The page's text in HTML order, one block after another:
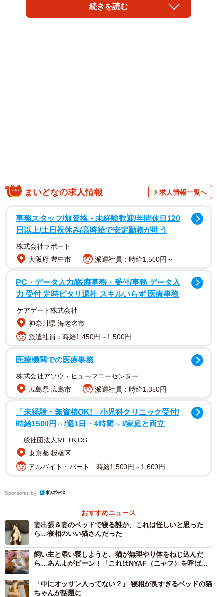
2/4
続きを読む
まいどなの求人情報 求人情報一覧へ
事務スタッフ/無資格・未経験歓迎/年間休日120
日以上/土日祝休み/高時給で安定勤務が叶う
株式会社ラポート
大阪府 豊中市
派遣社員：時給1,500円～
PC・データ入力/医療事務・受付/事務 データ入
力 受付 定時ピタリ退社 スキルいらず 医療事務
ケアゲート株式会社
神奈川県 海老名市
派遣社員：時給1,450円～1,500円
医療機関での医療事務
株式会社アソウ・ヒューマニーセンター
広島県 広島市
派遣社員：時給1,350円
「未経験・無資格OK!」小児科クリニック受付/
時給1500円～/週1日・4時間～!/家庭と両立
一般社団法人METKIDS
東京都 板橋区
アルバイト・パート：時給1,500円～1,600円
Sponsored by
おすすめニュース
妻出張＆妻のベッドで寝る誰か、これは怪しいと思った
ら…寝相のいい猫さんだった
飼い主と添い寝しようと、猫が無理やり体をねじ込んだ
ら…あんよがピーン！「これはNYAF（ニャフ）を呼ばな
「中にオッサン入ってない？」 寝相が良すぎるベッドの猫
ちゃんが話題に